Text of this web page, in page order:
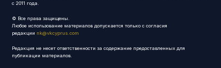
с 2011 года.
© Все права защищены.
Любое использование материалов допускается только с согласия
редакции nk@vkcyprus.com
Редакция не несет ответственности за содержание предоставленных для
публикации материалов.